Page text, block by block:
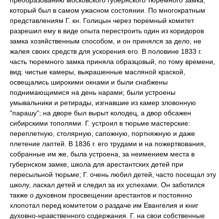
который был в самом ужасном состоянии. По многократным
представлениям Г. кн. Голицын через тюремный комитет
разрешил ему в виде опыта перестроить один из коридоров
замка хозяйственным способом, и он принялся за дело, не
жалея своих средств для ускорения его. В половине 1833 г.
часть тюремного замка приняла образцовый, по тому времени,
вид: чистые камеры, выкрашенные масляной краской,
освещались широкими окнами и были снабжены
поднимающимися на день нарами; были устроены
умывальники и ретирады, изгнавшие из камер зловонную
"парашу"; на дворе был вырыт колодец, а двор обсажен
сибирскими тополями. Г. устроил в тюрьме мастерские:
переплетную, столярную, сапожную, портняжную и даже
плетение лаптей. В 1836 г. его трудами и на пожертвования,
собранные им же, была устроена, за неимением места в
губернском замке, школа для арестантских детей при
пересыльной тюрьме; Г. очень любил детей, часто посещал эту
школу, ласкал детей и следил за их успехами. Он заботился
также о духовном просвещении арестантов и постоянно
хлопотал перед комитетом о раздаче им Евангелия и книг
духовно-нравственного содержания. Г. на свои собственные